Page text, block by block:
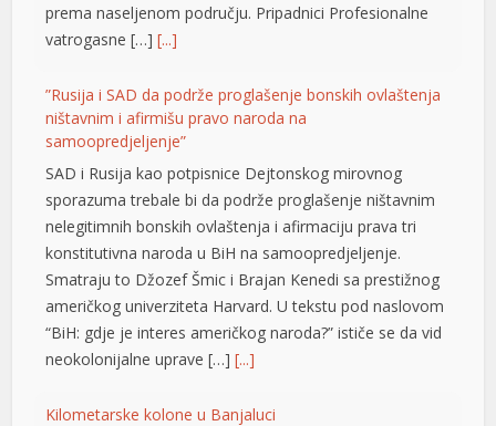
prema naseljenom području. Pripadnici Profesionalne
vatrogasne […][...]
”Rusija i SAD da podrže proglašenje bonskih ovlaštenja
ništavnim i afirmišu pravo naroda na
samoopredjeljenje”
SAD i Rusija kao potpisnice Dejtonskog mirovnog
sporazuma trebale bi da podrže proglašenje ništavnim
nelegitimnih bonskih ovlaštenja i afirmaciju prava tri
konstitutivna naroda u BiH na samoopredjeljenje.
Smatraju to Džozef Šmic i Brajan Kenedi sa prestižnog
američkog univerziteta Harvard. U tekstu pod naslovom
“BiH: gdje je interes američkog naroda?” ističe se da vid
neokolonijalne uprave […][...]
Kilometarske kolone u Banjaluci